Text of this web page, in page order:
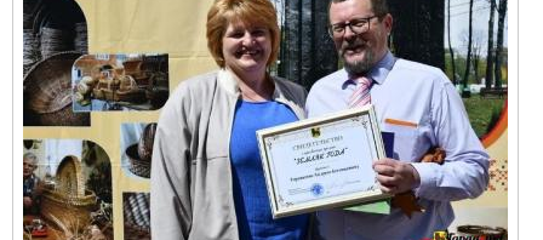
Затрыманьні
Карная псыхіятрыя
КПЧ ААН
Культурныя правы
ЛПП